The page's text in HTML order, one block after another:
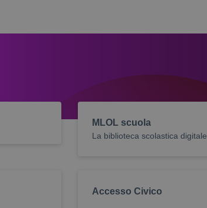
MLOL scuola
La biblioteca scolastica digitale
Accesso Civico